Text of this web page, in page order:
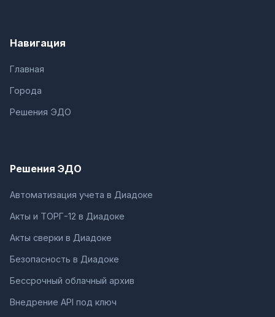
Навигация
Главная
Города
Решения ЭДО
Решения ЭДО
Автоматизация учета в Диадоке
Акты и ТОРГ-12 в Диадоке
Акты сверки в Диадоке
Безопасность в Диадоке
Бессрочный облачный архив
Внедрение API под ключ